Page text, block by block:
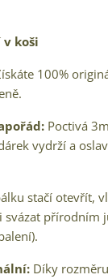
koši
100%
Poctivá
vydrží a
stačí otevřít,
svázat přírodním
Díky